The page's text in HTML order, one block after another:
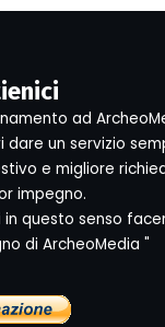
ad
dare un servizio
e migliore
impegno.
in questo senso
di ArcheoMedia "